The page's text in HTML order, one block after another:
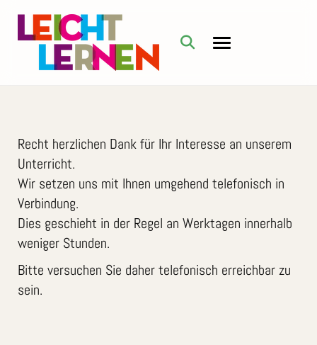
Recht herzlichen Dank für Ihr Interesse an unserem
Unterricht.
Wir setzen uns mit Ihnen umgehend telefonisch in
Verbindung.
Dies geschieht in der Regel an Werktagen innerhalb
weniger Stunden.
Bitte versuchen Sie daher telefonisch erreichbar zu
sein.